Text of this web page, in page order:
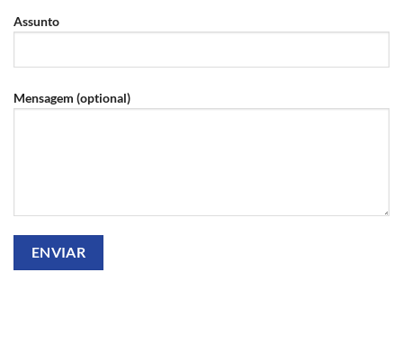
Assunto
Mensagem (optional)